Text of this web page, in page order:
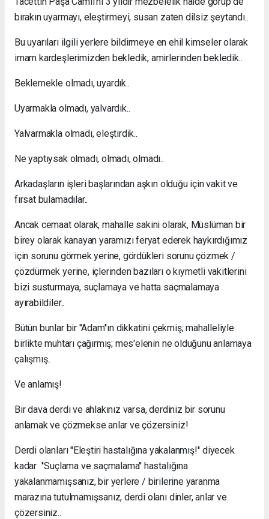
bırakın uyarmayı, eleştirmeyi, susan zaten dilsiz şeytandı..
Bu uyarıları ilgili yerlere bildirmeye en ehil kimseler olarak
imam kardeşlerimizden bekledik, amirlerinden bekledik..
Beklemekle olmadı, uyardık..
Uyarmakla olmadı, yalvardık..
Yalvarmakla olmadı, eleştirdik..
Ne yaptıysak olmadı, olmadı, olmadı..
Arkadaşların işleri başlarından aşkın olduğu için vakit ve
fırsat bulamadılar..
Ancak cemaat olarak, mahalle sakini olarak, Müslüman bir
birey olarak kanayan yaramızı feryat ederek haykırdığımız
için sorunu görmek yerine, gördükleri sorunu çözmek /
çözdürmek yerine, içlerinden bazıları o kıymetli vakitlerini
bizi susturmaya, suçlamaya ve hatta saçmalamaya
ayırabildiler..
Bütün bunlar bir ''Adam''ın dikkatini çekmiş; mahalleliyle
birlikte muhtarı çağırmış; mes'elenin ne olduğunu anlamaya
çalışmış..
Ve anlamış!
Bir dava derdi ve ahlakınız varsa, derdiniz bir sorunu
anlamak ve çözmekse anlar ve çözersiniz!
Derdi olanları ''Eleştiri hastalığına yakalanmış!'' diyecek
kadar ''Suçlama ve saçmalama'' hastalığına
yakalanmamışsanız, bir yerlere / birilerine yaranma
marazına tutulmamışsanız, derdi olanı dinler, anlar ve
çözersiniz..